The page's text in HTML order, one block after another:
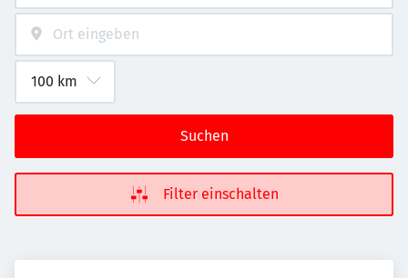
Suchen
Filter einschalten